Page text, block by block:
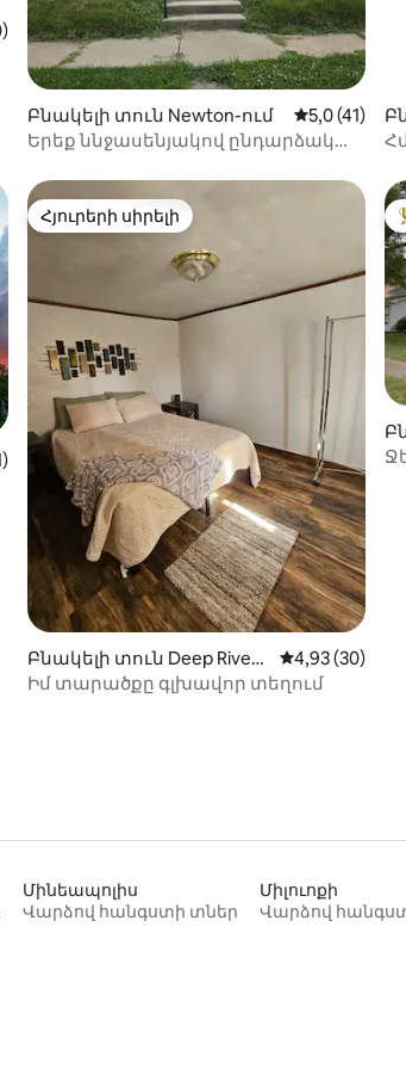
5-ից 5,0, 30 կարծիք
Բնակելի տուն Newton-ում Միջին
5,0 (41)
Երեք ննջասենյակով ընդարձակ
5-ից 4,97, 31 կարծիք
Հյուրերի սիրելի
Հյուրերի սիրելի
Բնակելի տուն Deep River-
ում
Միջին
4,93 (30)
Իմ տարածքը գլխավոր տեղում
Մինեապոլիս
Վարձով հանգստի տներ
Միլուոքի
Վարձով